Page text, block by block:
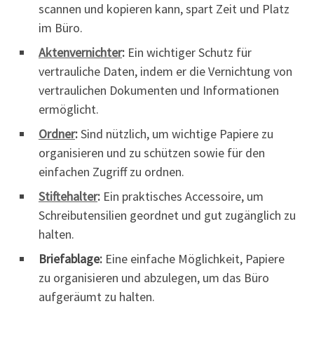
scannen und kopieren kann, spart Zeit und Platz
im Büro.
Aktenvernichter: Ein wichtiger Schutz für
vertrauliche Daten, indem er die Vernichtung von
vertraulichen Dokumenten und Informationen
ermöglicht.
Ordner:Sind nützlich, um wichtige Papiere zu
organisieren und zu schützen sowie für den
einfachen Zugriff zu ordnen.
Stiftehalter: Ein praktisches Accessoire, um
Schreibutensilien geordnet und gut zugänglich zu
halten.
Briefablage: Eine einfache Möglichkeit, Papiere
zu organisieren und abzulegen, um das Büro
aufgeräumt zu halten.